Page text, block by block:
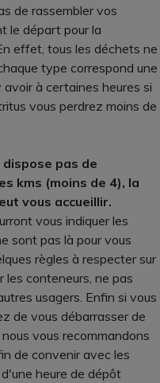
de rassembler vos
le départ pour la
effet, tous les déchets ne
type correspond une
à certaines heures si
vous perdrez moins de
pas de
kms (moins de 4), la
vous accueillir.
vous indiquer les
sont pas là pour vous
règles à respecter sur
les conteneurs, ne pas
usagers. Enfin si vous
de vous débarrasser de
vous recommandons
de convenir avec les
heure de dépôt